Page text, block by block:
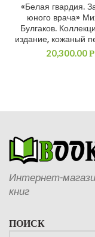
«Белая гвардия.
юного врача»
Булгаков.
издание, кожаный
20,300.00Р
Интернет-
книг
ПОИСК